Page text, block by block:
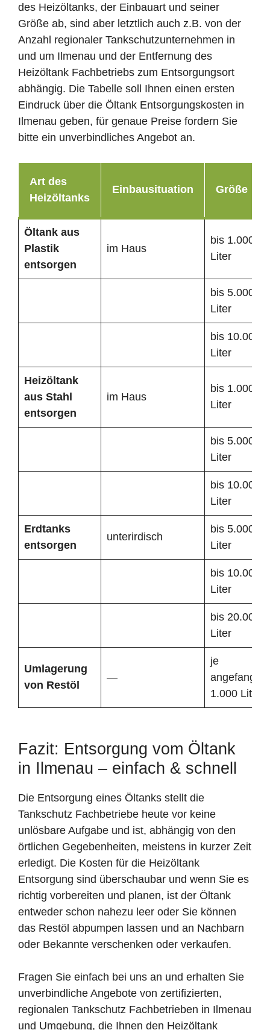
des Heizöltanks, der Einbauart und seiner
Größe ab, sind aber letztlich auch z.B. von der
Anzahl regionaler Tankschutzunternehmen in
und um Ilmenau und der Entfernung des
Heizöltank Fachbetriebs zum Entsorgungsort
abhängig. Die Tabelle soll Ihnen einen ersten
Eindruck über die Öltank Entsorgungskosten in
Ilmenau geben, für genaue Preise fordern Sie
bitte ein unverbindliches Angebot an.
Art des
Heizöltanks
Einbausituation Größe
Öltank aus
Plastik
entsorgen
im Haus
bis 1.000
Liter
bis 5.000
Liter
bis 10.000
Liter
Heizöltank
aus Stahl
entsorgen
im Haus
bis 1.000
Liter
bis 5.000
Liter
bis 10.000
Liter
Erdtanks
entsorgen
unterirdisch
bis 5.000
Liter
bis 10.000
Liter
bis 20.000
Liter
Umlagerung
von Restöl
—
je
1.000 Liter
Fazit: Entsorgung vom Öltank
in Ilmenau – einfach & schnell
Die Entsorgung eines Öltanks stellt die
Tankschutz Fachbetriebe heute vor keine
unlösbare Aufgabe und ist, abhängig von den
örtlichen Gegebenheiten, meistens in kurzer Zeit
erledigt. Die Kosten für die Heizöltank
Entsorgung sind überschaubar und wenn Sie es
richtig vorbereiten und planen, ist der Öltank
entweder schon nahezu leer oder Sie können
das Restöl abpumpen lassen und an Nachbarn
oder Bekannte verschenken oder verkaufen.
Fragen Sie einfach bei uns an und erhalten Sie
unverbindliche Angebote von zertifizierten,
regionalen Tankschutz Fachbetrieben in Ilmenau
und Umgebung, die Ihnen den Heizöltank